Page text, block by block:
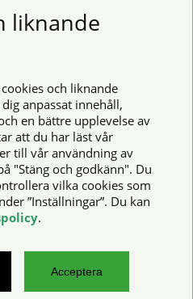
från oss? Fyll då i din e-
i fältet nedan.
cookies -läs mer här
och mycket mer
liknande
och liknande
anpassat innehåll,
en bättre upplevelse av
att du har läst vår
till vår användning av
"Stäng och godkänn". Du
vilka cookies som
”Inställningar”. Du kan
.
Acceptera